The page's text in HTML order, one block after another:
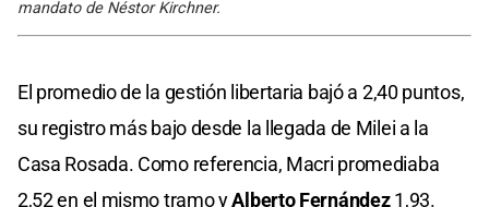
mandato de Néstor Kirchner.
El promedio de la gestión libertaria bajó a 2,40 puntos,
su registro más bajo desde la llegada de Milei a la
Casa Rosada. Como referencia, Macri promediaba
2,52 en el mismo tramo yAlberto Fernández1,93.